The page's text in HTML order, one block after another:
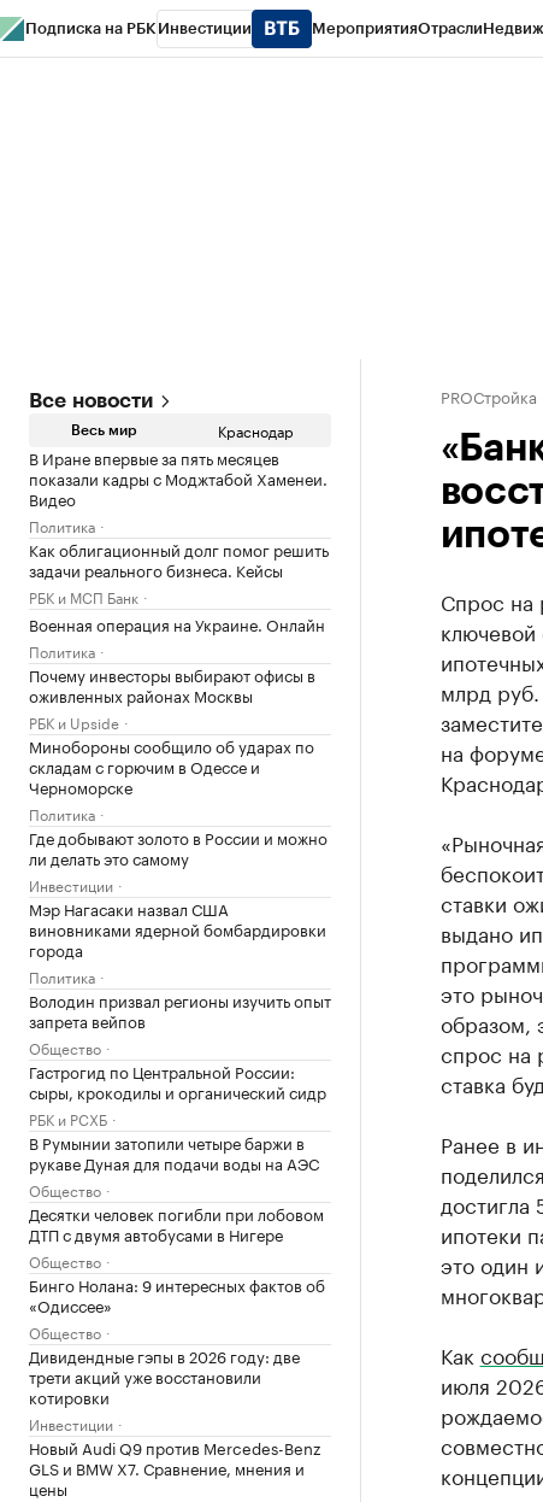
Подписка на РБК Инвестиции МероприятияОтрасли
Все новости
Весь мир Краснодар
В Иране впервые за пять месяцев
показали кадры с Моджтабой Хаменеи.
Видео
Политика
Как облигационный долг помог решить
задачи реального бизнеса. Кейсы
РБК и МСП Банк
Военная операция на Украине. Онлайн
Политика
Почему инвесторы выбирают офисы в
оживленных районах Москвы
РБК и Upside
Минобороны сообщило об ударах по
складам с горючим в Одессе и
Черноморске
Политика
Где добывают золото в России и можно
ли делать это самому
Инвестиции
Мэр Нагасаки назвал США
виновниками ядерной бомбардировки
города
Политика
Володин призвал регионы изучить опыт
запрета вейпов
Общество
Гастрогид по Центральной России:
сыры, крокодилы и органический сидр
РБК и РСХБ
В Румынии затопили четыре баржи в
рукаве Дуная для подачи воды на АЭС
Общество
Десятки человек погибли при лобовом
ДТП с двумя автобусами в Нигере
Общество
Бинго Нолана: 9 интересных фактов об
«Одиссее»
Общество
Дивидендные гэпы в 2026 году: две
трети акций уже восстановили
котировки
Инвестиции
Новый Audi Q9 против Mercedes-Benz
GLS и BMW X7. Сравнение, мнения и
цены
PROСтройка
Спрос на
млрд
на
ставки
выдано
это
образом,
спрос на
ставка
Ранее в
ипотеки
это один
Как
июля